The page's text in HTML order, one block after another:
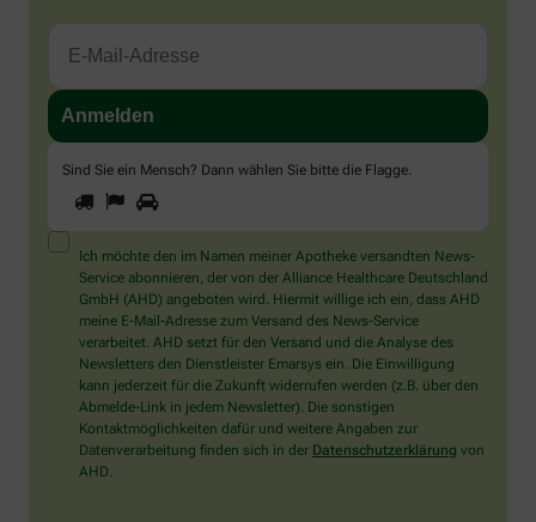
Sind Sie ein Mensch? Dann wählen Sie bitte die Flagge.
Sind
Sie
ein
Mensch?
Dann
wählen
Sie
bitte
die
Flagge.
1 2
Ich möchte den im Namen meiner Apotheke versandten News-
Service abonnieren, der von der Alliance Healthcare Deutschland
GmbH (AHD) angeboten wird. Hiermit willige ich ein, dass AHD
meine E-Mail-Adresse zum Versand des News-Service
verarbeitet. AHD setzt für den Versand und die Analyse des
Newsletters den Dienstleister Emarsys ein. Die Einwilligung
kann jederzeit für die Zukunft widerrufen werden (z.B. über den
Abmelde-Link in jedem Newsletter). Die sonstigen
Kontaktmöglichkeiten dafür und weitere Angaben zur
Datenverarbeitung finden sich in der Datenschutzerklärung von
AHD.